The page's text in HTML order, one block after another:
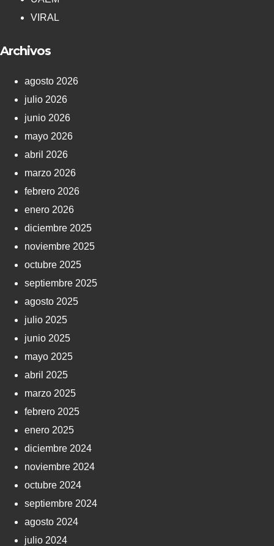
VIRAL
Archivos
agosto 2026
julio 2026
junio 2026
mayo 2026
abril 2026
marzo 2026
febrero 2026
enero 2026
diciembre 2025
noviembre 2025
octubre 2025
septiembre 2025
agosto 2025
julio 2025
junio 2025
mayo 2025
abril 2025
marzo 2025
febrero 2025
enero 2025
diciembre 2024
noviembre 2024
octubre 2024
septiembre 2024
agosto 2024
julio 2024